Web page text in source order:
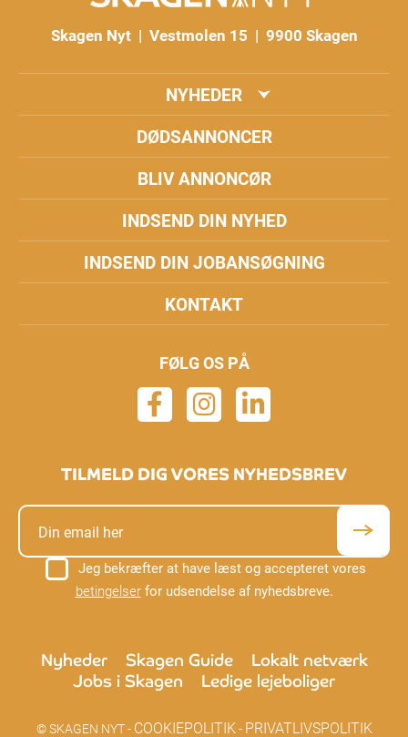
Skagen Nyt | Vestmolen 15 | 9900 Skagen
NYHEDER
DØDSANNONCER
BLIV ANNONCØR
INDSEND DIN NYHED
INDSEND DIN JOBANSØGNING
KONTAKT
FØLG OS PÅ
TILMELD DIG VORES NYHEDSBREV
Jeg bekræfter at have læst og accepteret vores
betingelserfor udsendelse af nyhedsbreve.
Nyheder Skagen Guide
Lokalt netværk
Jobs i Skagen
Ledige lejeboliger
© SKAGEN NYT - COOKIEPOLITIK- PRIVATLIVSPOLITIK